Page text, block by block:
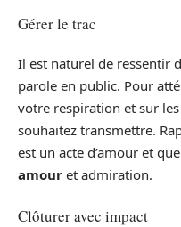
Gérer le trac
Il est naturel de ressentir
parole en public. Pour
votre respiration et sur
souhaitez transmettre.
est un acte d’amour et
amour et admiration.
Clôturer avec impact